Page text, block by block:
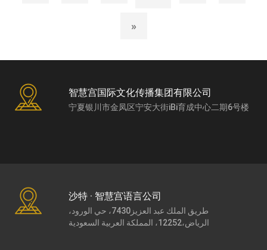
»
智慧宫国际文化传播集团有限公司
宁夏银川市金凤区宁安大街iBi育成中心二期6号楼
沙特 · 智慧宫语言公司
طريق الملك عبد العزيز7430، حي الورود،
الرياض،12252، المملكة العربية السعودية